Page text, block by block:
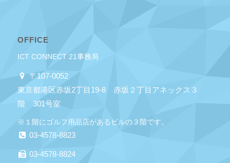
OFFICE
ICT CONNECT 21事務局
〒107-0052
東京都港区赤坂2丁目19-8 赤坂２丁目アネックス３
階 301号室
※１階にゴルフ用品店があるビルの３階です。
03-4578-8823
03-4578-8824